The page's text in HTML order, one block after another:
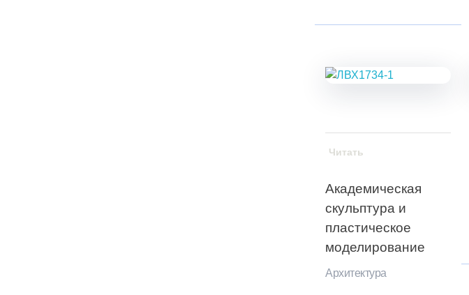
Академическая
скульптура и
пластическое
моделирование
Архитектура
Читать